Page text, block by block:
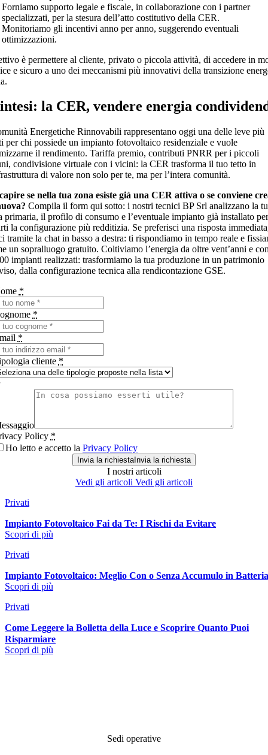
Forniamo supporto legale e fiscale, in collaborazione con i partner
specializzati, per la stesura dell’atto costitutivo della CER.
Monitoriamo gli incentivi anno per anno, suggerendo eventuali
ottimizzazioni.
è permettere al cliente, privato o piccola attività, di accedere in
e sicuro a uno dei meccanismi più innovativi della transizione
la CER, vendere energia
Energetiche Rinnovabili rappresentano oggi una delle leve più
per chi possiede un impianto fotovoltaico residenziale e vuole
il rendimento. Tariffa premio, contributi PNRR per i piccoli
condivisione virtuale con i vicini: la CER trasforma il tuo tetto in
di valore non solo per te, ma per l’intera comunità.
se nella tua zona esiste già una CER attiva o se conviene
Compila il form qui sotto: i nostri tecnici BP Srl analizzano la
primaria, il profilo di consumo e l’eventuale impianto già installato per
la configurazione più redditizia. Se preferisci una risposta
tramite la chat in basso a destra: ti rispondiamo in tempo reale e
un sopralluogo gratuito. Coltiviamo l’energia da oltre vent’anni e
impianti realizzati: trasformiamo la tua produzione in un patrimonio
dalla configurazione tecnica alla rendicontazione GSE.
*
*
*
cliente *
Policy *
Ho letto e accetto la Privacy Policy
Invia la richiestaInvia la richiesta
I nostri articoli
Vedi gli articoli Vedi gli articoli
Privati
Impianto Fotovoltaico Fai da Te: I Rischi da Evitare
Scopri di più
Privati
Impianto Fotovoltaico: Meglio Con o Senza Accumulo in
Scopri di più
Privati
Come Leggere la Bolletta della Luce e Scoprire Quanto Puoi
Risparmiare
Scopri di più
Sedi operative